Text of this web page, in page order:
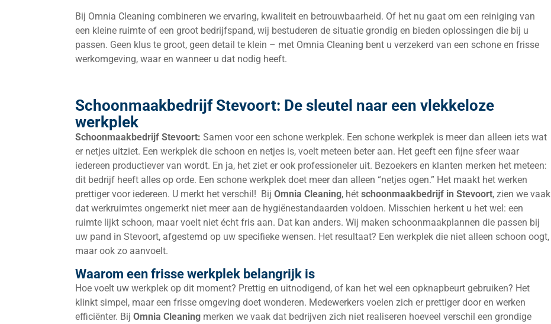
Bij Omnia Cleaning combineren we ervaring, kwaliteit en betrouwbaarheid. Of het nu gaat om een reiniging van
een kleine ruimte of een groot bedrijfspand, wij bestuderen de situatie grondig en bieden oplossingen die bij u
passen. Geen klus te groot, geen detail te klein – met Omnia Cleaning bent u verzekerd van een schone en frisse
werkomgeving, waar en wanneer u dat nodig heeft.
Schoonmaakbedrijf Stevoort: De sleutel naar een vlekkeloze
werkplek
Schoonmaakbedrijf Stevoort: Samen voor een schone werkplek. Een schone werkplek is meer dan alleen iets wat
er netjes uitziet. Een werkplek die schoon en netjes is, voelt meteen beter aan. Het geeft een fijne sfeer waar
iedereen productiever van wordt. En ja, het ziet er ook professioneler uit. Bezoekers en klanten merken het meteen:
dit bedrijf heeft alles op orde. Een schone werkplek doet meer dan alleen “netjes ogen.” Het maakt het werken
prettiger voor iedereen. U merkt het verschil! Bij Omnia Cleaning, hét schoonmaakbedrijf in Stevoort, zien we vaak
dat werkruimtes ongemerkt niet meer aan de hygiënestandaarden voldoen. Misschien herkent u het wel: een
ruimte lijkt schoon, maar voelt niet écht fris aan. Dat kan anders. Wij maken schoonmaakplannen die passen bij
uw pand in Stevoort, afgestemd op uw specifieke wensen. Het resultaat? Een werkplek die niet alleen schoon oogt,
maar ook zo aanvoelt.
Waarom een frisse werkplek belangrijk is
Hoe voelt uw werkplek op dit moment? Prettig en uitnodigend, of kan het wel een opknapbeurt gebruiken? Het
klinkt simpel, maar een frisse omgeving doet wonderen. Medewerkers voelen zich er prettiger door en werken
efficiënter. Bij Omnia Cleaning merken we vaak dat bedrijven zich niet realiseren hoeveel verschil een grondige